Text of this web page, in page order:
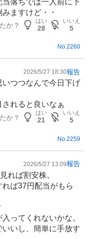
ますけど・・
か？
はい
28
いいえ
5
No.2260
2026/5/27 18:30報告
つつなんで今日下げ
れると良いなぁ
か？
はい
21
いいえ
5
No. 2259
2026/5/27 13:09報告
れば割安株。
ば37円配当がもら
ってくれないかな。
いし、簡単に手放す